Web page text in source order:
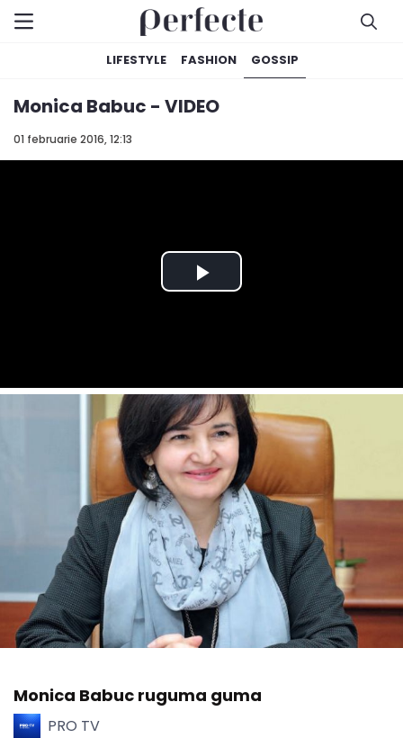
LIFESTYLE FASHION GOSSIP
01 februarie 2016, 12:13
Monica Babuc - VIDEO
Monica Babuc ruguma guma
PRO TV